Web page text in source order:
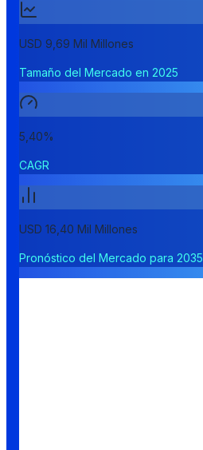
USD 9,69 Mil Millones
Tamaño del Mercado en 2025
5,40%
CAGR
USD 16,40 Mil Millones
Pronóstico del Mercado para 2035